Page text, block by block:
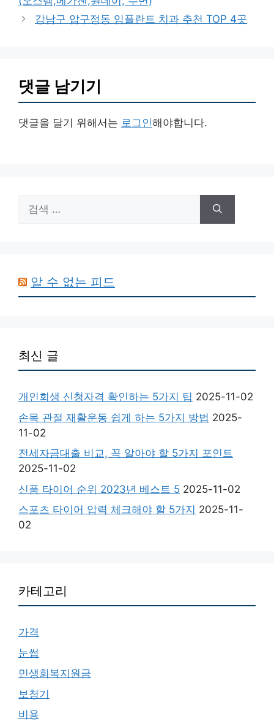
리
강남구 압구정동 임플란트 치과 추천 TOP 4곳
댓글 남기기
댓글을 달기 위해서는 로그인해야합니다.
색:
알 수 없는 피드
최신 글
개인회생 신청자격 확인하는 5가지 팁 2025-11-02
손목 관절 재활운동 쉽게 하는 5가지 방법 2025-
11-02
전세자금대출 비교, 꼭 알아야 할 5가지 포인트
2025-11-02
신품 타이어 순위 2023년 베스트 5 2025-11-02
스포츠 타이어 압력 체크해야 할 5가지 2025-11-
02
카테고리
가격
눈썹
민생회복지원금
보청기
비용